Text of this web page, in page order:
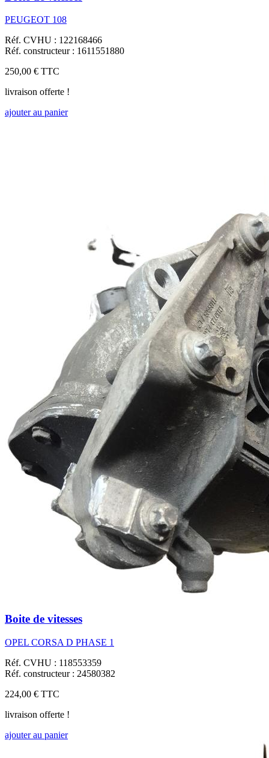
PEUGEOT 108
Réf. CVHU : 122168466
Réf. constructeur : 1611551880
250,00 € TTC
livraison offerte !
ajouter au panier
Boite de vitesses
OPEL CORSA D PHASE 1
Réf. CVHU : 118553359
Réf. constructeur : 24580382
224,00 € TTC
livraison offerte !
ajouter au panier